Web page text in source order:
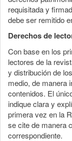
requisitada y
debe ser remitido
Derechos de
Con base en los
lectores de la
y distribución de
medio, de manera
contenidos. El
indique clara y
primera vez en la
se cite de manera
correspondiente.